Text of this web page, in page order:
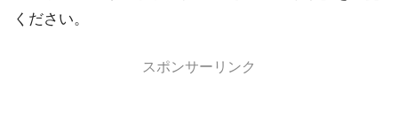
ください。
スポンサーリンク